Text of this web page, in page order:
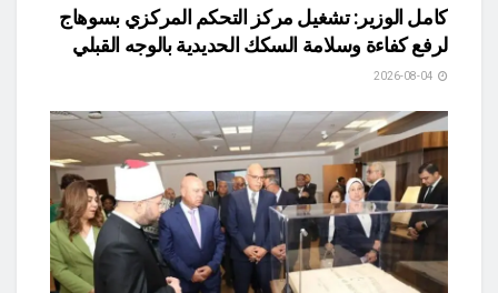
كامل الوزير: تشغيل مركز التحكم المركزي بسوهاج
لرفع كفاءة وسلامة السكك الحديدية بالوجه القبلي